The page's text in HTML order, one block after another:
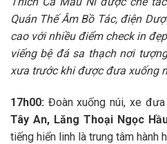
Quán Thế Âm Bồ Tác, điện
cao với nhiều điểm check in
viếng bệ đá sa thạch nơi
xưa trước khi được đưa xuống
17h00: Đoàn xuống núi, xe
Tây An, Lăng Thoại Ngọc
tiếng hiển linh là trung tâm hành